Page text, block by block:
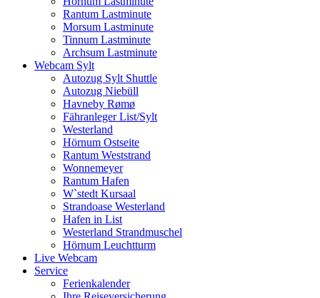
Rantum Lastminute
Morsum Lastminute
Tinnum Lastminute
Archsum Lastminute
Webcam Sylt
Autozug Sylt Shuttle
Autozug Niebüll
Havneby Rømø
Fähranleger List/Sylt
Westerland
Hörnum Ostseite
Rantum Weststrand
Wonnemeyer
Rantum Hafen
W`stedt Kursaal
Strandoase Westerland
Hafen in List
Westerland Strandmuschel
Hörnum Leuchtturm
Live Webcam
Service
Ferienkalender